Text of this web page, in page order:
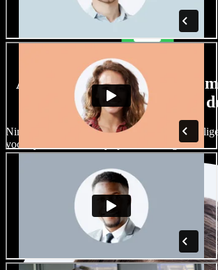
Amplia selección de voces
femeninas con todo tipo
Ningún proyecto tiene por qué sonar igual.
voces y acentos de IA y ajústalos a tu gusto.